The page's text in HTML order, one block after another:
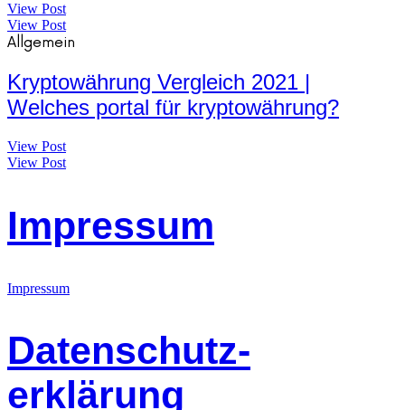
View Post
View Post
Allgemein
Kryptowährung Vergleich 2021 |
Welches portal für kryptowährung?
View Post
View Post
Impressum
Impressum
Datenschutz-
erklärung